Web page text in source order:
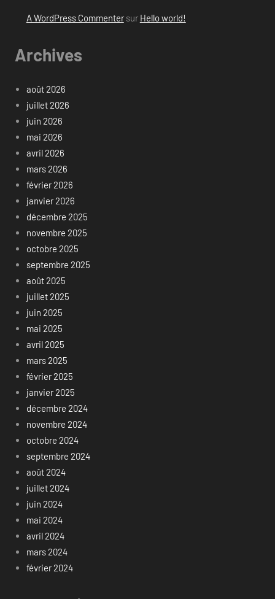
A WordPress Commentersur Hello world!
Archives
août 2026
juillet 2026
juin 2026
mai 2026
avril 2026
mars 2026
février 2026
janvier 2026
décembre 2025
novembre 2025
octobre 2025
septembre 2025
août 2025
juillet 2025
juin 2025
mai 2025
avril 2025
mars 2025
février 2025
janvier 2025
décembre 2024
novembre 2024
octobre 2024
septembre 2024
août 2024
juillet 2024
juin 2024
mai 2024
avril 2024
mars 2024
février 2024